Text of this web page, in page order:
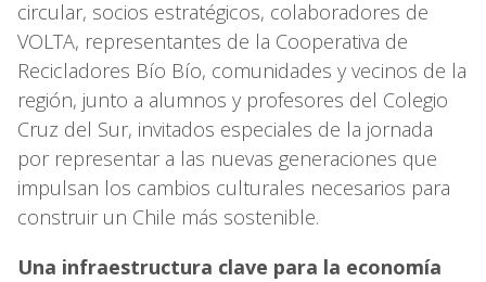
circular, socios estratégicos, colaboradores de
VOLTA, representantes de la Cooperativa de
Recicladores Bío Bío, comunidades y vecinos de la
región, junto a alumnos y profesores del Colegio
Cruz del Sur, invitados especiales de la jornada
por representar a las nuevas generaciones que
impulsan los cambios culturales necesarios para
construir un Chile más sostenible.
Una infraestructura clave para la economía